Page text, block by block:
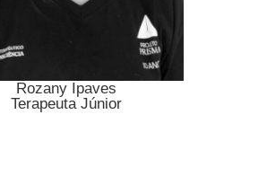
Rozany Ipaves
Terapeuta Júnior